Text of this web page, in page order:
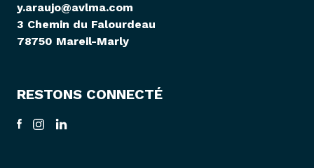
y.araujo@avlma.com
3 Chemin du Falourdeau
78750 Mareil-Marly
RESTONS CONNECTÉ